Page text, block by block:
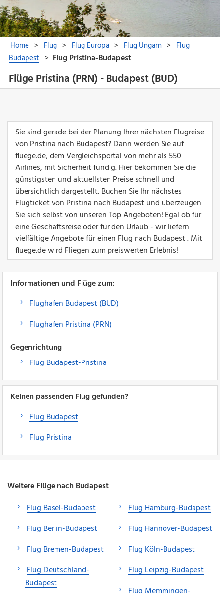
Flüge Pristina (PRN) - Budapest (BUD)
Sie sind gerade bei der Planung Ihrer nächsten Flugreise
von Pristina nach Budapest? Dann werden Sie auf
fluege.de, dem Vergleichsportal von mehr als 550
Airlines, mit Sicherheit fündig. Hier bekommen Sie die
günstigsten und aktuellsten Preise schnell und
übersichtlich dargestellt. Buchen Sie Ihr nächstes
Flugticket von Pristina nach Budapest und überzeugen
Sie sich selbst von unseren Top Angeboten! Egal ob für
eine Geschäftsreise oder für den Urlaub - wir liefern
vielfältige Angebote für einen Flug nach Budapest . Mit
fluege.de wird Fliegen zum preiswerten Erlebnis!
Informationen und Flüge zum:
Flughafen Budapest (BUD)
Flughafen Pristina (PRN)
Gegenrichtung
Flug Budapest-Pristina
Keinen passenden Flug gefunden?
Flug Budapest
Flug Pristina
Weitere Flüge nach Budapest
Flug Basel-Budapest
Flug Berlin-Budapest
Flug Bremen-Budapest
Flug Deutschland-
Budapest
Flug Hamburg-Budapest
Flug Hannover-Budapest
Flug Köln-Budapest
Flug Leipzig-Budapest